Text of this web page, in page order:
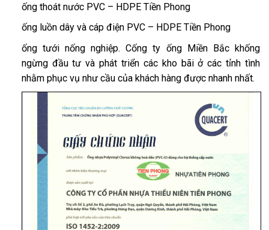
ống thoát nước PVC – HDPE Tiền Phong
ống luồn dây và cáp điện PVC – HDPE Tiền Phong
ống tưới nống nghiệp. Cống ty ống Miền Bắc khống
ngừng đầu tư và phát triển các kho bãi ở các tỉnh tình
nhằm phục vụ như cầu của khách hàng được nhanh nhất.